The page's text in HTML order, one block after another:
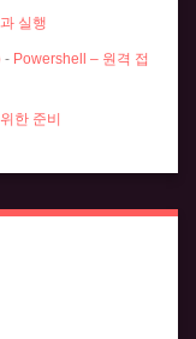
실행
- Powershell – 원격 접
한 준비